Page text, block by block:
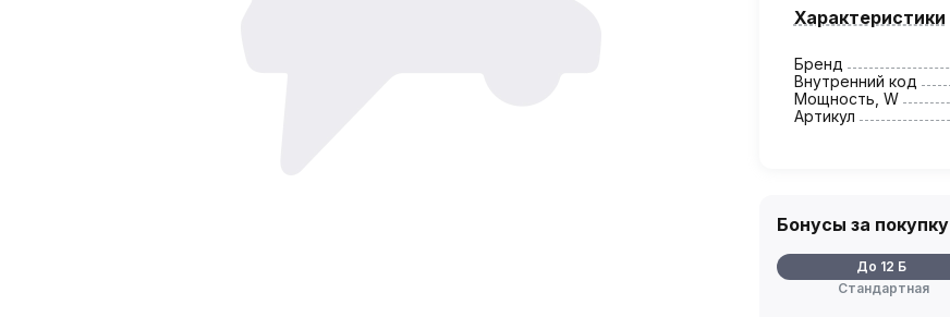
Характеристики
Бренд
Внутренний код
Мощность, W
Артикул
Бонусы за покупку
До 12 Б
Стандартная